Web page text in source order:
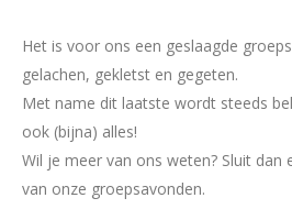
VERHUUR
Materialen
Het is voor ons een geslaagde
gelachen, gekletst en gegeten.
Met name dit laatste wordt steeds
ook (bijna) alles!
Wil je meer van ons weten? Sluit dan
van onze groepsavonden.